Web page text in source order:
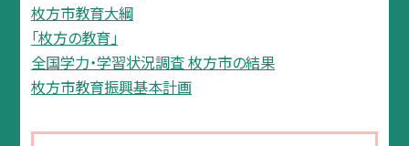
枚方市教育大綱
「枚方の教育」
全国学力・学習状況調査 枚方市の結果
枚方市教育振興基本計画